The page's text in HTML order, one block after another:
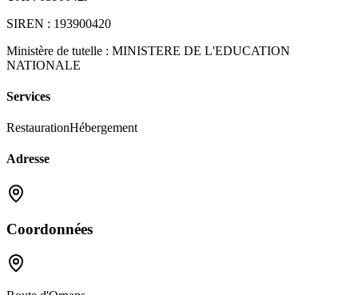
SIREN : 193900420
Ministère de tutelle : MINISTERE DE L'EDUCATION
NATIONALE
Services
RestaurationHébergement
Adresse
Coordonnées